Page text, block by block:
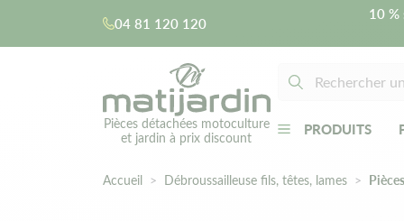
04 81 120 120
10
Pièces détachées motoculture
et jardin à prix discount
PRODUITS
Accueil Débroussailleuse fils, têtes, lames